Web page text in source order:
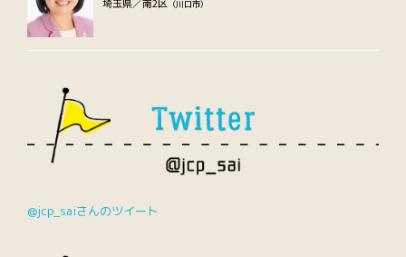
（川口市）
@jcp_saiさんのツイート